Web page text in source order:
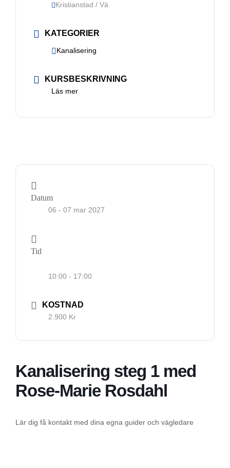
Kristianstad / Vä
KATEGORIER
Kanalisering
KURSBESKRIVNING
Läs mer
Datum
06 - 07 mar 2027
Tid
10:00 - 17:00
KOSTNAD
2.900 Kr
Kanalisering steg 1 med
Rose-Marie Rosdahl
Lär dig få kontakt med dina egna guider och vägledare
fungera.
Statistik
förbättra
hemsidans
används.
För att vår
hemsida ska
besök. Om
du nekar de
kommer
funktionalitet
från